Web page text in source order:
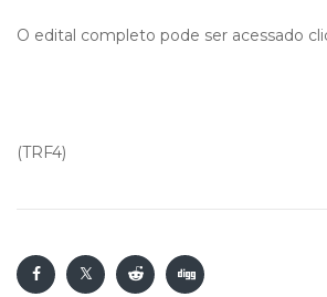
O edital completo pode ser acessado
(TRF4)